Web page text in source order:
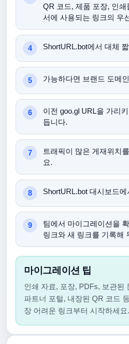
QR 코드, 제품 포장, 인
서에 사용되는 링크의 우
ShortURL.bot에서 대체
가능하다면 브랜드 도메
이전 goo.gl URL을 가리
듭니다.
트래픽이 많은 게재위치
요.
ShortURL.bot 대시보드
팀에서 마이그레이션을
링크와 새 링크를 기록해
마이그레이션 팁
인쇄 자료, 포장, PDFs, 보관된
파트너 포털, 내장된 QR 코드
장 어려운 링크부터 시작하세요.